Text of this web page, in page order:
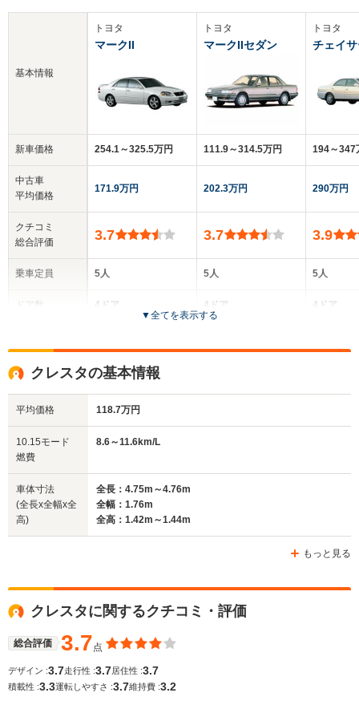
基本情報
新車価格
中古車
平均価格
クチコミ
総合評価
乗車定員
ドア数
サイズ
(全長x全幅x全高)
WLTCモード
燃費
排気量
トヨタ
マークII
254.1～325.5万円
171.9万円
3.7
5人
4ドア
全高
全長
-m
-
1988～2491cc
トヨタ
マークIIセダン
111.9～314.5万円
202.3万円
3.7
5人
4ドア
全高
トヨタ
チェイ
194～347
290万円
3.9
5人
4ドア
全高
▼全てを表示する
クレスタの基本情報
平均価格 118.7万円
10.15モード
燃費
8.6～11.6km/L
車体寸法
(全長x全幅x全
高)
全長：4.75m～4.76m
全幅：1.76m
全高：1.42m～1.44m
もっと見る
クレスタに関するクチコミ・評価
総合評価 3.7点
デザイン :3.7走行性 :3.7居住性 :3.7
積載性 :3.3運転しやすさ :3.7維持費 :3.2